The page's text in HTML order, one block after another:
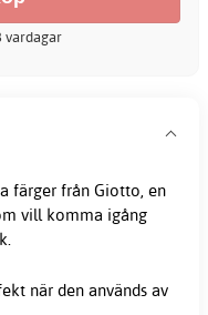
vardagar
färger från Giotto, en
vill komma igång
när den används av